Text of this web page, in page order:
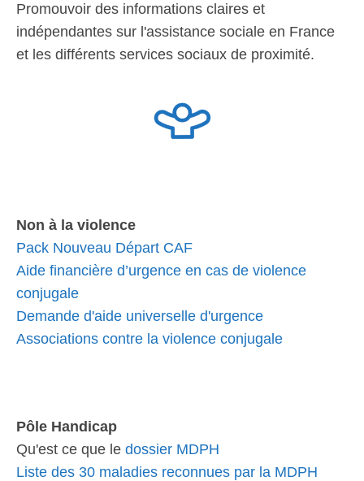
Promouvoir des informations claires et
indépendantes sur l'assistance sociale en France
et les différents services sociaux de proximité.
Non à la violence
Pack Nouveau Départ CAF
Aide financière d’urgence en cas de violence
conjugale
Demande d'aide universelle d'urgence
Associations contre la violence conjugale
Pôle Handicap
Qu'est ce que le dossier MDPH
Liste des 30 maladies reconnues par la MDPH